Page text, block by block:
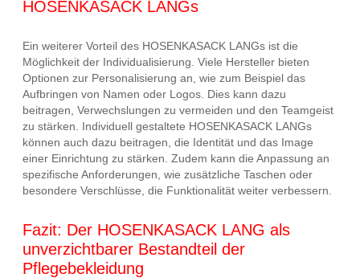
HOSENKASACK LANGs
Ein weiterer Vorteil des HOSENKASACK LANGs ist die
Möglichkeit der Individualisierung. Viele Hersteller bieten
Optionen zur Personalisierung an, wie zum Beispiel das
Aufbringen von Namen oder Logos. Dies kann dazu
beitragen, Verwechslungen zu vermeiden und den Teamgeist
zu stärken. Individuell gestaltete HOSENKASACK LANGs
können auch dazu beitragen, die Identität und das Image
einer Einrichtung zu stärken. Zudem kann die Anpassung an
spezifische Anforderungen, wie zusätzliche Taschen oder
besondere Verschlüsse, die Funktionalität weiter verbessern.
Fazit: Der HOSENKASACK LANG als
unverzichtbarer Bestandteil der
Pflegebekleidung